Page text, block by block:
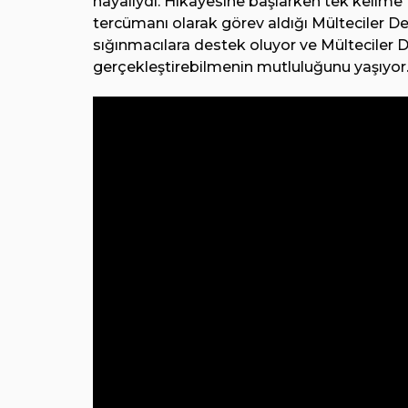
tercümanı olarak görev aldığı Mülteciler
sığınmacılara destek oluyor ve Mülteciler
gerçekleştirebilmenin mutluluğunu yaşıyor.